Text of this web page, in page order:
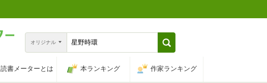
オリジナル
読書メーターとは 本ランキング 作家ランキング